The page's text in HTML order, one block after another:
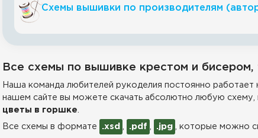
Схемы вышивки по производителям
Все схемы по вышивке крестом и
Наша команда любителей рукоделия постоянно
нашем сайте вы можете скачать абсолютно любую схему,
цветы в горшке
Все схемы в формате .xsd .pdf .jpg , которые можно